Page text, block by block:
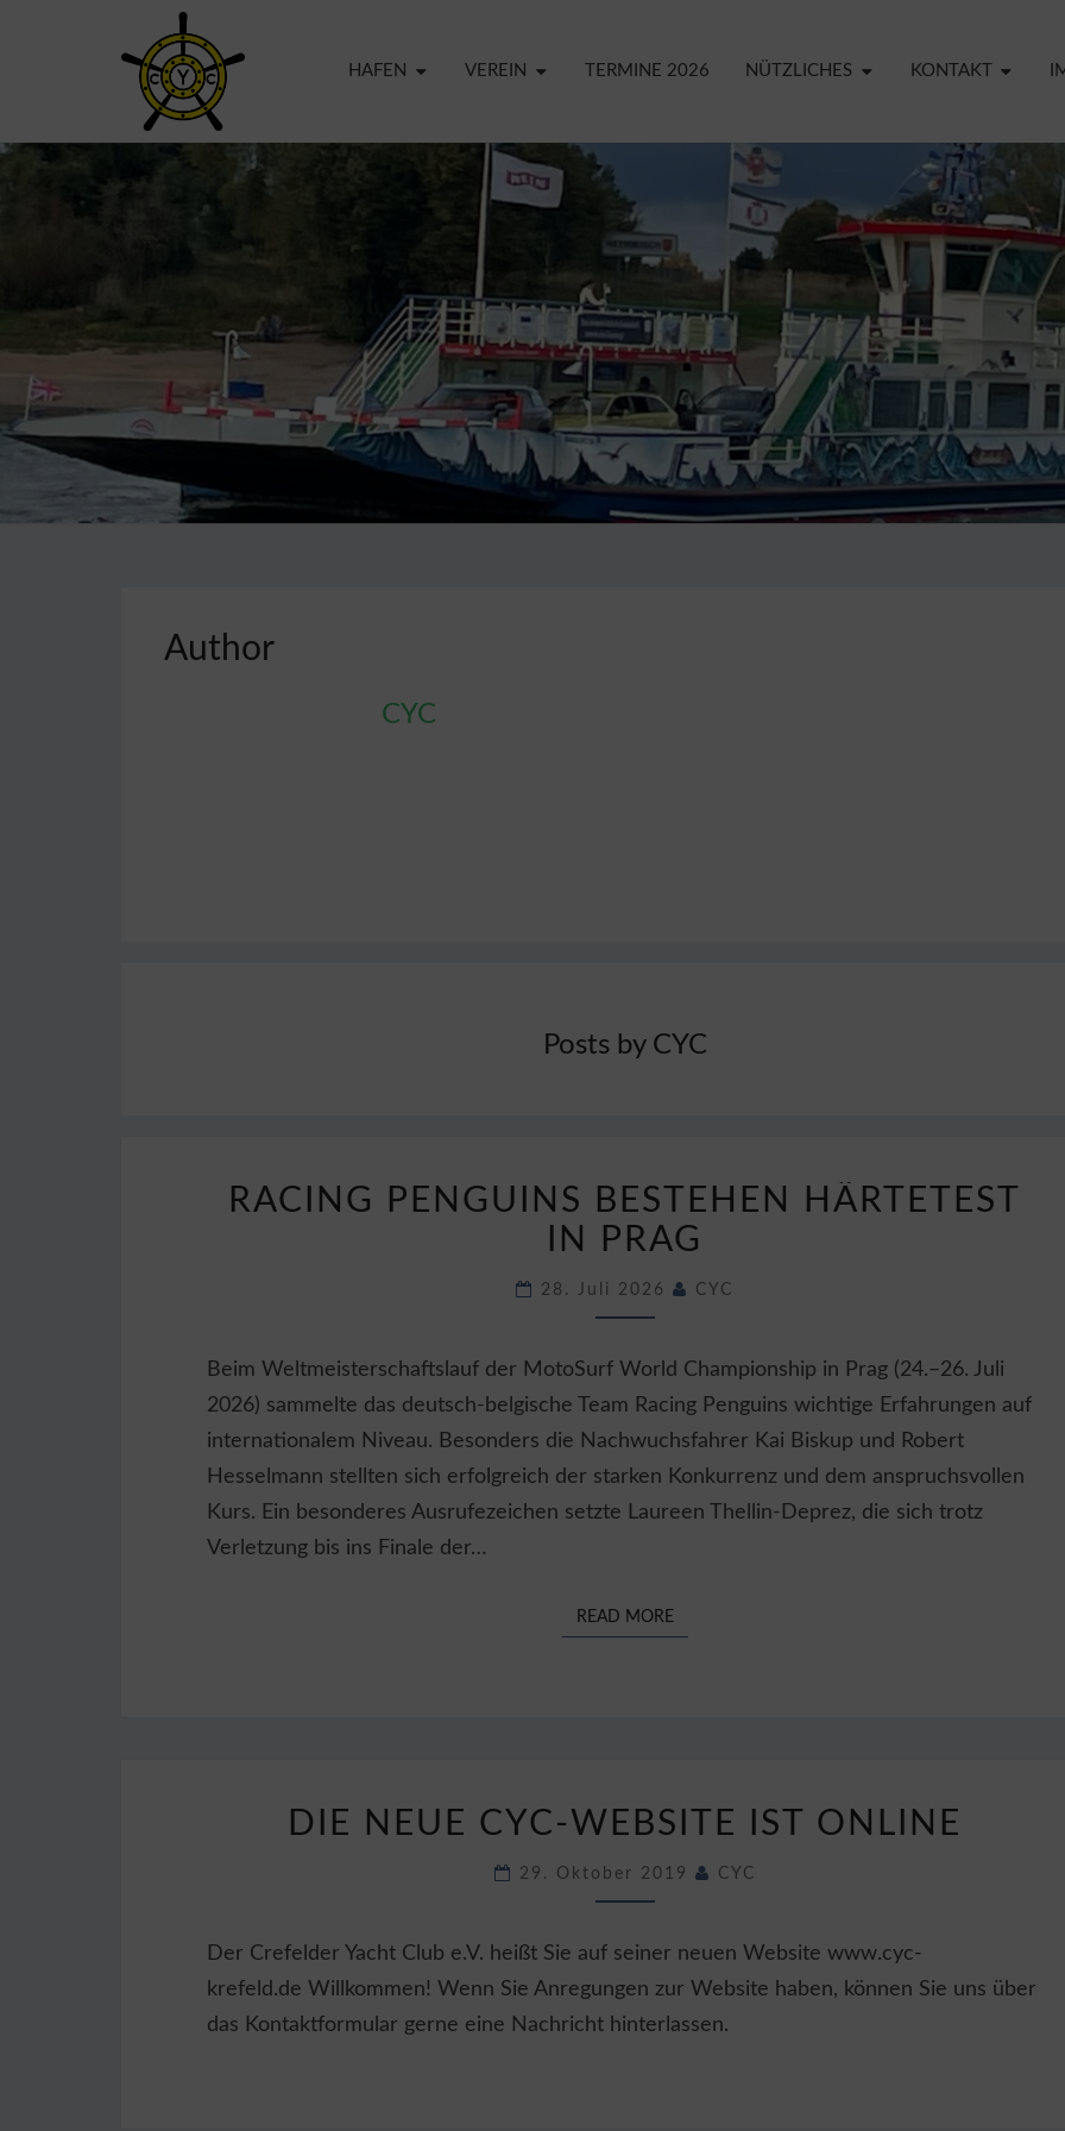
HAFEN VEREIN TERMINE 2026 NÜTZLICHES KONTAKT
Author
CYC
Posts by CYC
PENGUINS
BESTEHEN
IN
PRAG
RACING PENGUINS BESTEHEN HÄRTETEST
IN PRAG
28. Juli 2026 CYC
Beim Weltmeisterschaftslauf der MotoSurf World Championship in Prag (24.–26. Juli
2026) sammelte das deutsch-belgische Team Racing Penguins wichtige Erfahrungen auf
internationalem Niveau. Besonders die Nachwuchsfahrer Kai Biskup und Robert
Hesselmann stellten sich erfolgreich der starken Konkurrenz und dem anspruchsvollen
Kurs. Ein besonderes Ausrufezeichen setzte Laureen Thellin-Deprez, die sich trotz
Verletzung bis ins Finale der…
READ MOREREAD MORE
NEUE
WEBSITE
ONLINE
DIE NEUE CYC-WEBSITE IST ONLINE
29. Oktober 2019 CYC
Der Crefelder Yacht Club e.V. heißt Sie auf seiner neuen Website www.cyc-
krefeld.de Willkommen! Wenn Sie Anregungen zur Website haben, können Sie uns über
das Kontaktformular gerne eine Nachricht hinterlassen.